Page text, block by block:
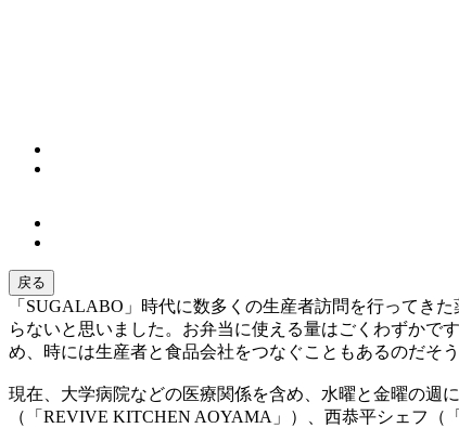
戻る
「SUGALABO」時代に数多くの生産者訪問を行ってき
らないと思いました。お弁当に使える量はごくわずかで
め、時には生産者と食品会社をつなぐこともあるのだそう
現在、大学病院などの医療関係を含め、水曜と金曜の週
（「REVIVE KITCHEN AOYAMA」）、西恭平シェフ（